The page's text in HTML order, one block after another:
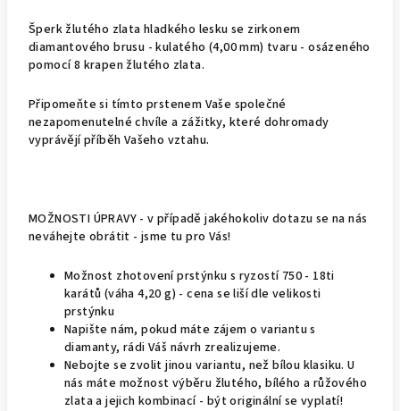
Šperk žlutého zlata hladkého lesku se zirkonem
diamantového brusu - kulatého (4,00 mm) tvaru - osázeného
pomocí 8 krapen žlutého zlata.
Připomeňte si tímto prstenem Vaše společné
nezapomenutelné chvíle a zážitky, které dohromady
vyprávějí příběh Vašeho vztahu.
MOŽNOSTI ÚPRAVY - v případě jakéhokoliv dotazu se na nás
neváhejte obrátit - jsme tu pro Vás!
Možnost zhotovení prstýnku s ryzostí 750 - 18ti
karátů (váha 4,20 g) - cena se liší dle velikosti
prstýnku
Napište nám, pokud máte zájem o variantu s
diamanty, rádi Váš návrh zrealizujeme.
Nebojte se zvolit jinou variantu, než bílou klasiku. U
nás máte možnost výběru žlutého, bílého a růžového
zlata a jejich kombinací - být originální se vyplatí!